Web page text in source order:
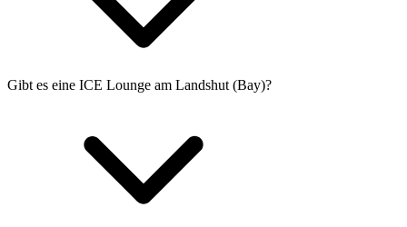
Gibt es eine ICE Lounge am Landshut (Bay)?